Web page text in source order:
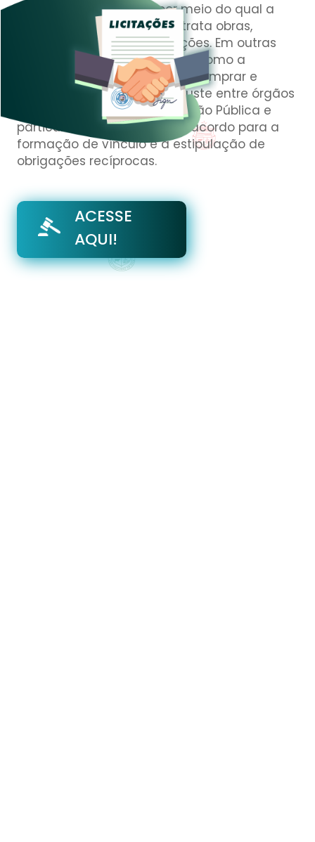
Licitação é o processo por meio do qual a
Administração Pública contrata obras,
serviços, compras e alienações. Em outras
palavras, licitação é a forma como a
Administração Pública pode comprar e
vender. Já o contrato é o ajuste entre órgãos
ou entidades da Administração Pública e
particulares, em que há um acordo para a
formação de vínculo e a estipulação de
obrigações recíprocas.
ACESSE
AQUI!